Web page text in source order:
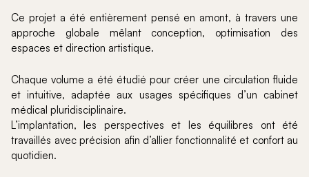
Ce projet a été entièrement pensé en amont, à travers une
approche globale mêlant conception, optimisation des
espaces et direction artistique.
Chaque volume a été étudié pour créer une circulation fluide
et intuitive, adaptée aux usages spécifiques d’un cabinet
médical pluridisciplinaire.
L’implantation, les perspectives et les équilibres ont été
travaillés avec précision afin d’allier fonctionnalité et confort au
quotidien.